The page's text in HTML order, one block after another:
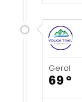
Geral
69 º